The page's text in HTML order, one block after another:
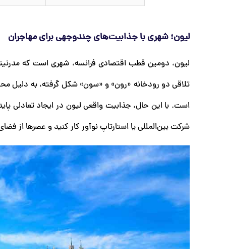
لیون؛ شهری با جذابیت‌های چندوجهی برای مهاجران
لیون، دومین قطب اقتصادی فرانسه، شهری است که
تلاقی دو رودخانه «رون» و «سون» شکل گرفته، به دلیل
است. با این حال، جذابیت واقعی لیون در ایجاد تعادلی
شرکت بین‌المللی یا استارتاپ نوآور کار کنید و عصرها از